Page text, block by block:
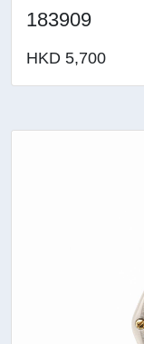
183909
HKD 5,700